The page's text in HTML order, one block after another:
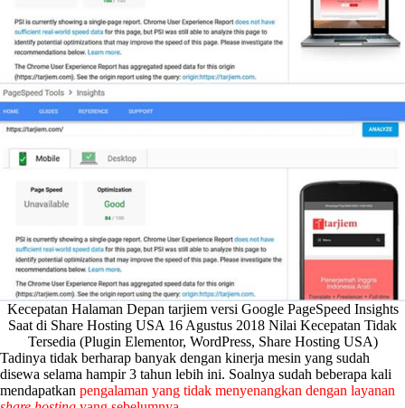
Kecepatan Halaman Depan tarjiem versi Google PageSpeed Insights
Saat di Share Hosting USA 16 Agustus 2018 Nilai Kecepatan Tidak
Tersedia (Plugin Elementor, WordPress, Share Hosting USA)
Tadinya tidak berharap banyak dengan kinerja mesin yang sudah
disewa selama hampir 3 tahun lebih ini. Soalnya sudah beberapa kali
mendapatkan pengalaman yang tidak menyenangkan dengan layanan